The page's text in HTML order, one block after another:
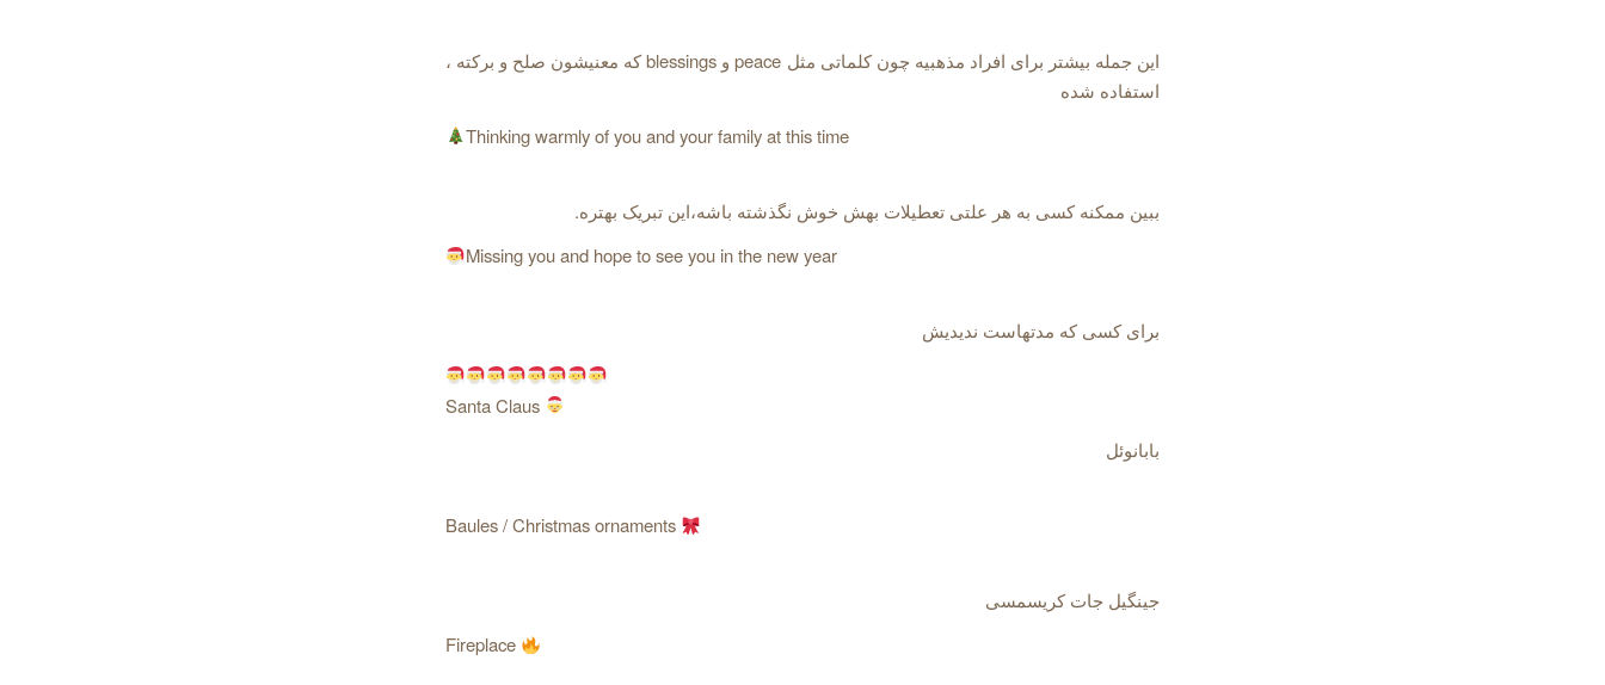
این جمله بیشتر برای افراد مذهبیه چون کلماتی مثل peace و blessings که معنیشون صلح و برکته ،
استفاده شده
Thinking warmly of you and your family at this time
ببین ممکنه کسی به هر علتی تعطیلات بهش خوش نگذشته باشه،این تبریک بهتره.
Missing you and hope to see you in the new year
برای کسی که مدتهاست ندیدیش
Santa Claus
بابانوئل
Baules / Christmas ornaments
جینگیل جات کریسمسی
Fireplace